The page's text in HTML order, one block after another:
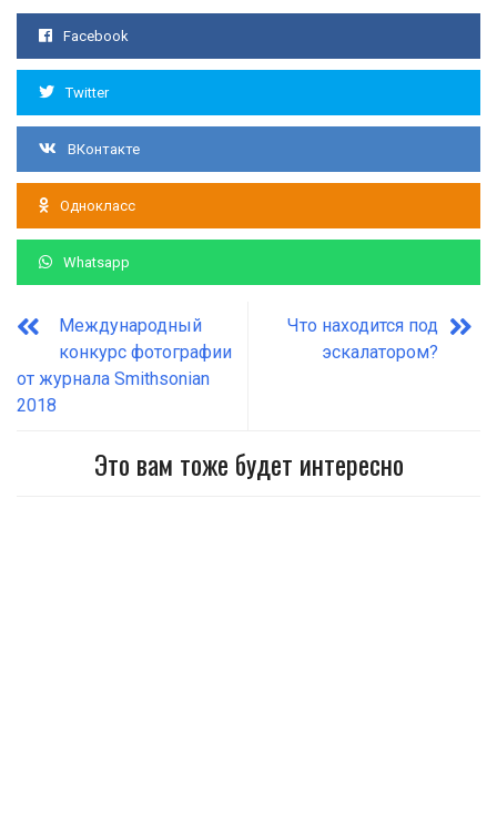
Facebook
Twitter
ВКонтакте
Однокласс
Whatsapp
Международный
конкурс фотографии
от журнала Smithsonian
2018
Что находится под
эскалатором?
Это вам тоже будет интересно